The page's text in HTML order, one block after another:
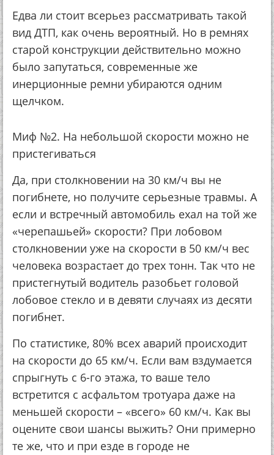
Едва ли стоит всерьез рассматривать такой
вид ДТП, как очень вероятный. Но в ремнях
старой конструкции действительно можно
было запутаться, современные же
инерционные ремни убираются одним
щелчком.
Миф №2. На небольшой скорости можно не
пристегиваться
Да, при столкновении на 30 км/ч вы не
погибнете, но получите серьезные травмы. А
если и встречный автомобиль ехал на той же
«черепашьей» скорости? При лобовом
столкновении уже на скорости в 50 км/ч вес
человека возрастает до трех тонн. Так что не
пристегнутый водитель разобьет головой
лобовое стекло и в девяти случаях из десяти
погибнет.
По статистике, 80% всех аварий происходит
на скорости до 65 км/ч. Если вам вздумается
спрыгнуть с 6-го этажа, то ваше тело
встретится с асфальтом тротуара даже на
меньшей скорости – «всего» 60 км/ч. Как вы
оцените свои шансы выжить? Они примерно
те же, что и при езде в городе не